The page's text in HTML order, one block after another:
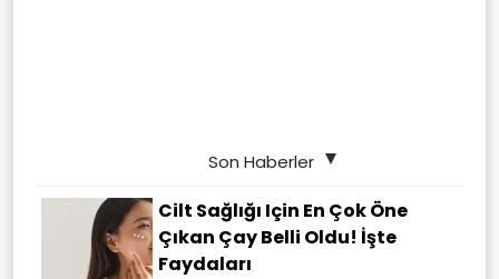
Son Haberler
Cilt Sağlığı Için En Çok Öne
Çıkan Çay Belli Oldu! İşte
Faydaları